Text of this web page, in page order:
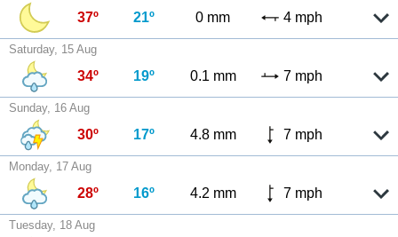
37º 21º 0 mm 4 mph
Saturday, 15 Aug
34º 19º 0.1 mm 7 mph
Sunday, 16 Aug
30º 17º 4.8 mm 7 mph
Monday, 17 Aug
28º 16º 4.2 mm 7 mph
Tuesday, 18 Aug